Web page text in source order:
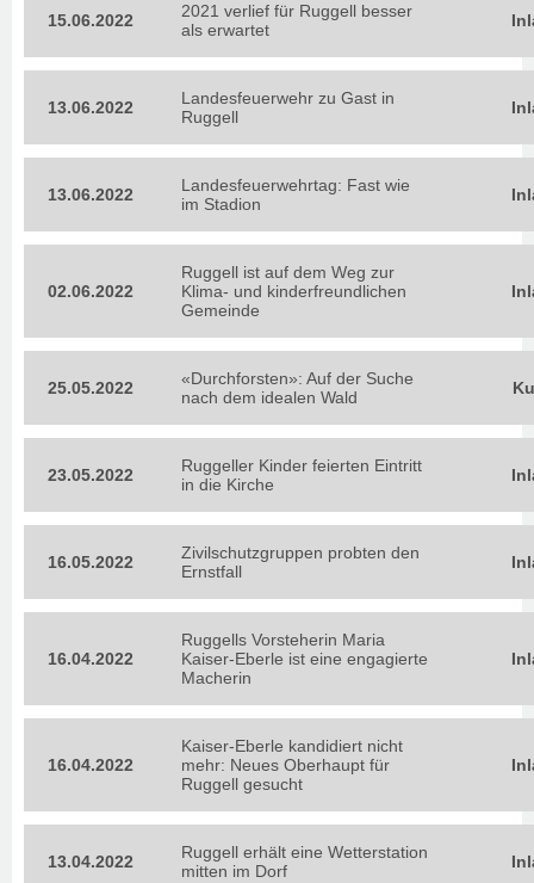
15.06.2022
2021 verlief für Ruggell besser
als erwartet
13.06.2022
Landesfeuerwehr zu Gast in
Ruggell
13.06.2022
Landesfeuerwehrtag: Fast wie
im Stadion
02.06.2022
Ruggell ist auf dem Weg zur
Klima- und kinderfreundlichen
Gemeinde
25.05.2022
«Durchforsten»: Auf der Suche
nach dem idealen Wald
23.05.2022
Ruggeller Kinder feierten Eintritt
in die Kirche
16.05.2022
Zivilschutzgruppen probten den
Ernstfall
16.04.2022
Ruggells Vorsteherin Maria
Kaiser-Eberle ist eine engagierte
Macherin
16.04.2022
Kaiser-Eberle kandidiert nicht
mehr: Neues Oberhaupt für
Ruggell gesucht
13.04.2022
Ruggell erhält eine Wetterstation
mitten im Dorf